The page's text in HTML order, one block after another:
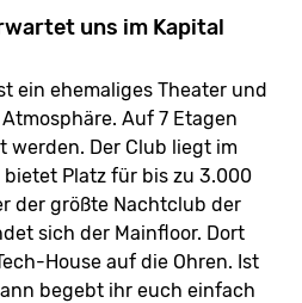
uns im Kapital
ein ehemaliges Theater und
Auf 7 Etagen
werden. Der Club liegt im
Platz für bis zu 3.000
der größte Nachtclub der
sich der Mainfloor. Dort
House auf die Ohren. Ist
begebt ihr euch einfach